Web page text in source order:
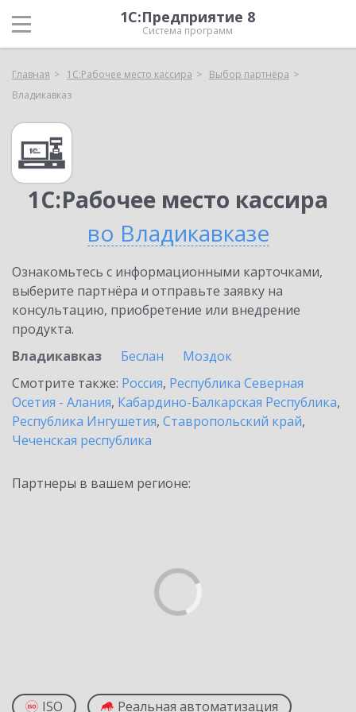
1С:Предприятие 8
Система программ
Главная 1С:Рабочее место кассира
Выбор партнёра
Владикавказ
1С:Рабочее место кассира
во Владикавказе
Ознакомьтесь с информационными карточками,
выберите партнёра и отправьте заявку на
консультацию, приобретение или внедрение
продукта.
Владикавказ
Беслан
Моздок
Смотрите также: Россия, Республика Северная
Осетия - Алания, Кабардино-Балкарская Республика,
Республика Ингушетия, Ставропольский край,
Чеченская республика
Партнеры в вашем регионе:
ISO Реальная автоматизация